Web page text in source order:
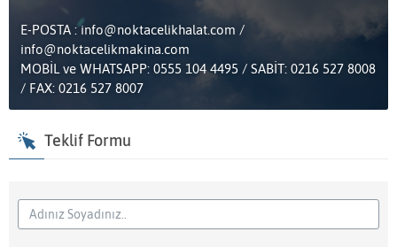
E-POSTA : info@noktacelikhalat.com /
info@noktacelikmakina.com
MOBİL ve WHATSAPP: 0555 104 4495 / SABİT: 0216 527 8008
/ FAX: 0216 527 8007
Teklif Formu